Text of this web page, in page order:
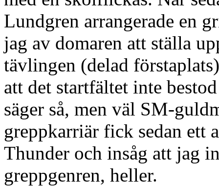
Lundgren arrangerade en
jag av domaren att ställa
tävlingen (delad
att det startfältet inte
säger så, men väl SM-
greppkarriär fick sedan ett
Thunder och insåg att jag
greppgenren, heller.